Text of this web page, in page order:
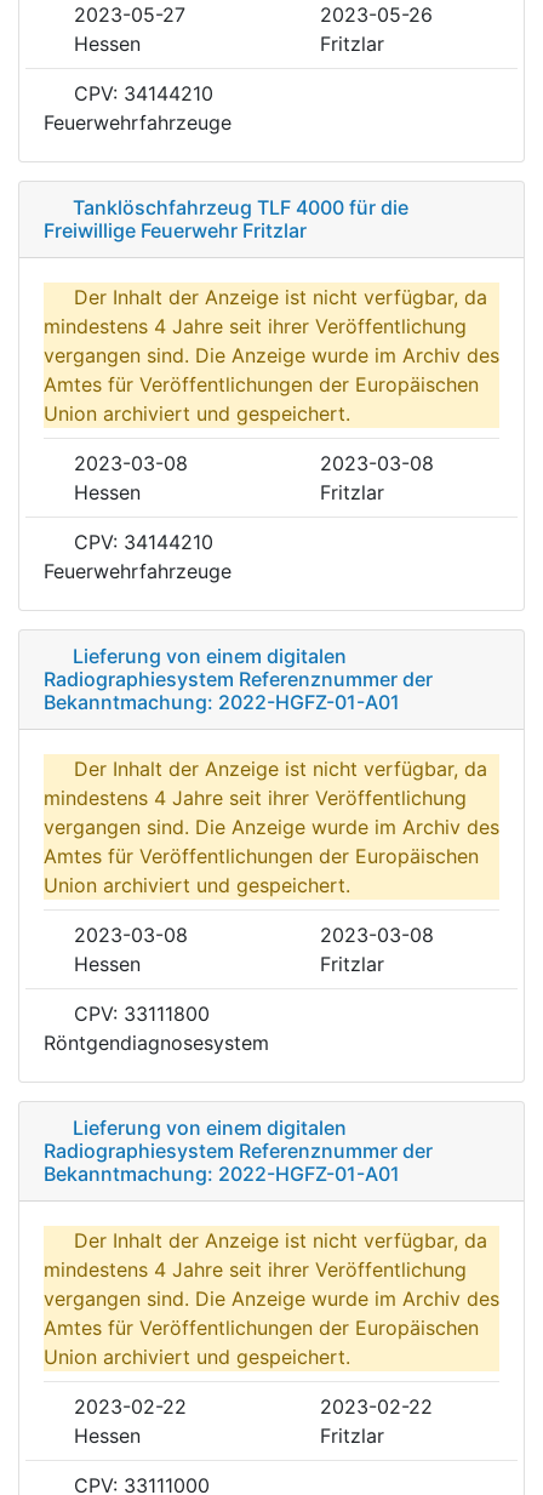
2023-05-27
2023-05-26
Hessen
Fritzlar
CPV: 34144210
Feuerwehrfahrzeuge
Tanklöschfahrzeug TLF 4000 für die
Freiwillige Feuerwehr Fritzlar
Der Inhalt der Anzeige ist nicht verfügbar, da
mindestens 4 Jahre seit ihrer Veröffentlichung
vergangen sind. Die Anzeige wurde im Archiv des
Amtes für Veröffentlichungen der Europäischen
Union archiviert und gespeichert.
2023-03-08
2023-03-08
Hessen
Fritzlar
CPV: 34144210
Feuerwehrfahrzeuge
Lieferung von einem digitalen
Radiographiesystem Referenznummer der
Bekanntmachung: 2022-HGFZ-01-A01
Der Inhalt der Anzeige ist nicht verfügbar, da
mindestens 4 Jahre seit ihrer Veröffentlichung
vergangen sind. Die Anzeige wurde im Archiv des
Amtes für Veröffentlichungen der Europäischen
Union archiviert und gespeichert.
2023-03-08
2023-03-08
Hessen
Fritzlar
CPV: 33111800
Röntgendiagnosesystem
Lieferung von einem digitalen
Radiographiesystem Referenznummer der
Bekanntmachung: 2022-HGFZ-01-A01
Der Inhalt der Anzeige ist nicht verfügbar, da
mindestens 4 Jahre seit ihrer Veröffentlichung
vergangen sind. Die Anzeige wurde im Archiv des
Amtes für Veröffentlichungen der Europäischen
Union archiviert und gespeichert.
2023-02-22
2023-02-22
Hessen
Fritzlar
CPV: 33111000